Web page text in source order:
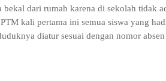
dari rumah karena di sekolah tidak
kali pertama ini semua siswa yang
diatur sesuai dengan nomor absen